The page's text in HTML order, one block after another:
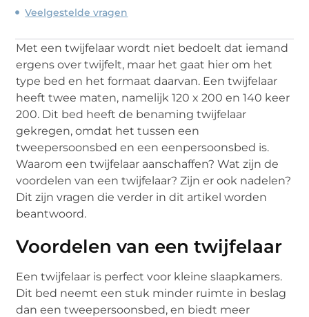
Veelgestelde vragen
Met een twijfelaar wordt niet bedoelt dat iemand
ergens over twijfelt, maar het gaat hier om het
type bed en het formaat daarvan. Een twijfelaar
heeft twee maten, namelijk 120 x 200 en 140 keer
200. Dit bed heeft de benaming twijfelaar
gekregen, omdat het tussen een
tweepersoonsbed en een eenpersoonsbed is.
Waarom een twijfelaar aanschaffen? Wat zijn de
voordelen van een twijfelaar? Zijn er ook nadelen?
Dit zijn vragen die verder in dit artikel worden
beantwoord.
Voordelen van een twijfelaar
Een twijfelaar is perfect voor kleine slaapkamers.
Dit bed neemt een stuk minder ruimte in beslag
dan een tweepersoonsbed, en biedt meer